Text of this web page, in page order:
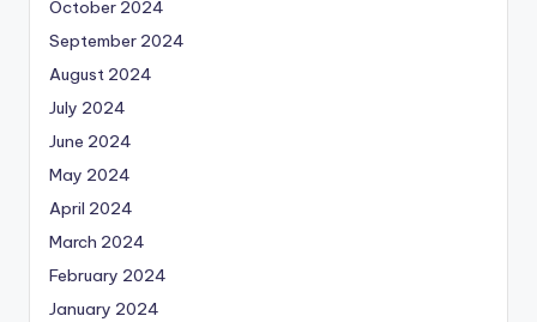
October 2024
September 2024
August 2024
July 2024
June 2024
May 2024
April 2024
March 2024
February 2024
January 2024